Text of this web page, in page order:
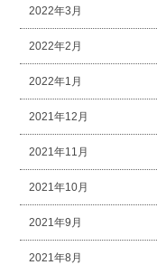
2022年3月
2022年2月
2022年1月
2021年12月
2021年11月
2021年10月
2021年9月
2021年8月